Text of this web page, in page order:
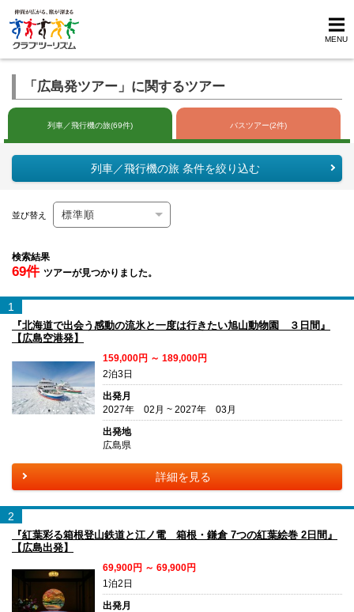
MENU
「広島発ツアー」に関するツアー
列車／飛行機の旅(69件) バスツアー(2件)
列車／飛行機の旅 条件を絞り込む
並び替え
検索結果
69件 ツアーが見つかりました。
1
『北海道で出会う感動の流氷と一度は行きたい旭山動物園 ３日間』
【広島空港発】
159,000円 ～ 189,000円
2泊3日
出発月
2027年 02月 ~ 2027年 03月
出発地
広島県
詳細を見る
2
『紅葉彩る箱根登山鉄道と江ノ電 箱根・鎌倉 7つの紅葉絵巻 2日間』
【広島出発】
69,900円 ～ 69,900円
1泊2日
出発月